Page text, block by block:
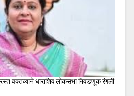
वक्तव्याने धाराशिव लोकसभा निवडणूक रंगली